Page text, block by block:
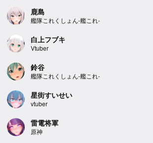
鹿島
艦隊これくしょん-艦これ-
白上フブキ
Vtuber
鈴谷
艦隊これくしょん-艦これ-
星街すいせい
vtuber
雷電将軍
原神